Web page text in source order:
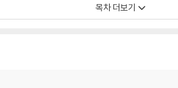
목차 더보기